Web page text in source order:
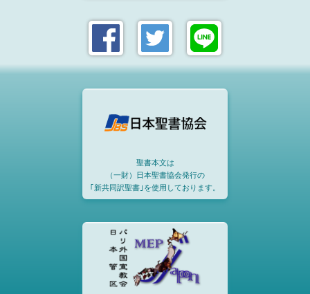
聖書本文は
（一財）日本聖書協会発行の
｢新共同訳聖書｣を使用しております。